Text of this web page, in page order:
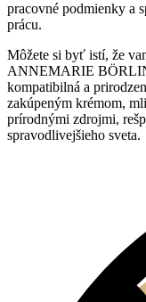
pracovné podmienky a
prácu.
Môžete si byť istí, že
ANNEMARIE
kompatibilná a
zakúpeným krémom,
prírodnými zdrojmi,
spravodlivejšieho sveta.